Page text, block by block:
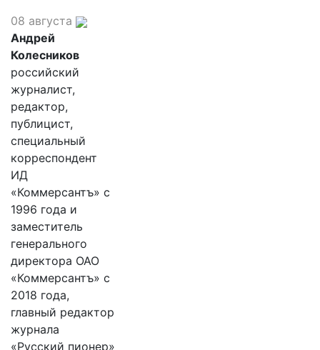
08 августа
Андрей
Колесников
российский
журналист,
редактор,
публицист,
специальный
корреспондент
ИД
«Коммерсантъ» с
1996 года и
заместитель
генерального
директора ОАО
«Коммерсантъ» с
2018 года,
главный редактор
журнала
«Русский пионер»